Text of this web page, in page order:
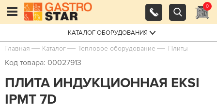
0
КАТАЛОГ ОБОРУДОВАНИЯ
Главная Каталог Тепловое оборудование Плиты
Код товара: 00027913
ПЛИТА ИНДУКЦИОННАЯ EKSI
IPMT 7D